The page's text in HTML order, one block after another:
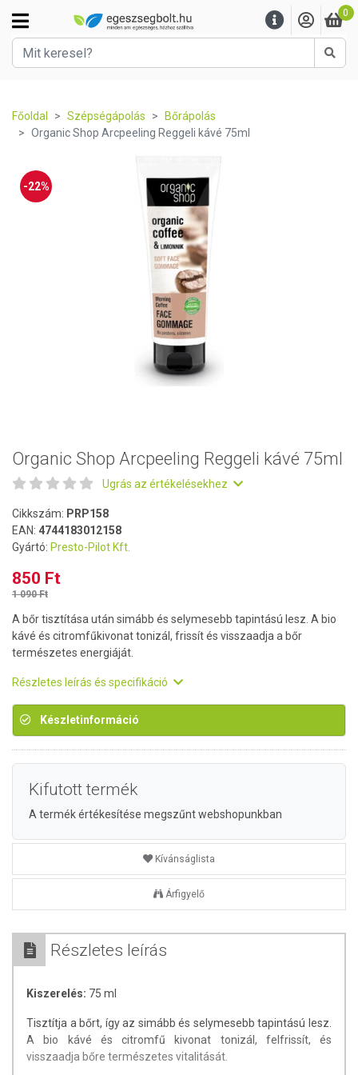
0
Főoldal Szépségápolás
Bőrápolás
Organic Shop Arcpeeling Reggeli kávé 75ml
-22%
Organic Shop Arcpeeling Reggeli kávé 75ml
Ugrás az értékelésekhez
Cikkszám: PRP158
EAN: 4744183012158
Gyártó: Presto-Pilot Kft.
850 Ft
1 090 Ft
A bőr tisztítása után simább és selymesebb tapintású lesz. A bio
kávé és citromfűkivonat tonizál, frissít és visszaadja a bőr
természetes energiáját.
Részletes leírás és specifikáció
Készletinformáció
Kifutott termék
A termék értékesítése megszűnt webshopunkban
Kívánságlista
Árfigyelő
Részletes leírás
Kiszerelés: 75 ml
Tisztítja a bőrt, így az simább és selymesebb tapintású lesz.
A bio kávé és citromfű kivonat tonizál, felfrissít, és
visszaadja bőre természetes vitalitását.